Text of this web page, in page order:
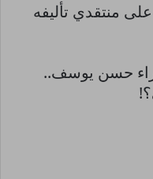
منتقدي تأليفه
حسن يوسف..